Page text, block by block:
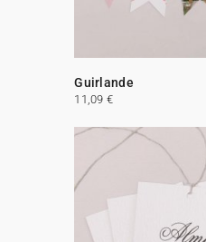
Guirlande
11,09 €